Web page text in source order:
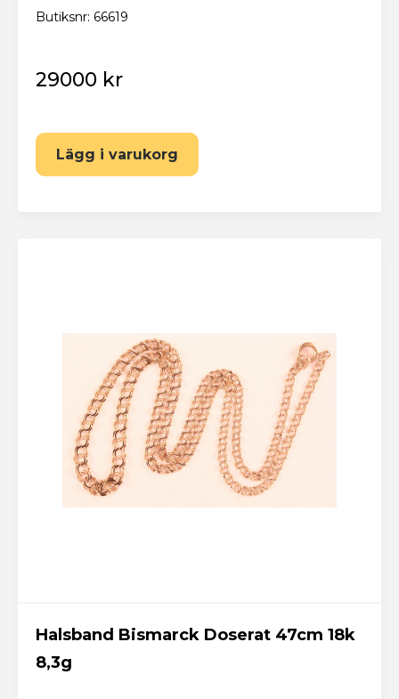
Butiksnr: 66619
29000 kr
Lägg i varukorg
Halsband Bismarck Doserat 47cm 18k
8,3g